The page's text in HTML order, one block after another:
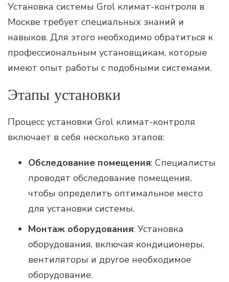
Установка системы Grol климат-контроля в
Москве требует специальных знаний и
навыков. Для этого необходимо обратиться к
профессиональным установщикам, которые
имеют опыт работы с подобными системами.
Этапы установки
Процесс установки Grol климат-контроля
включает в себя несколько этапов:
Обследование помещения: Специалисты
проводят обследование помещения,
чтобы определить оптимальное место
для установки системы.
Монтаж оборудования: Установка
оборудования, включая кондиционеры,
вентиляторы и другое необходимое
оборудование.